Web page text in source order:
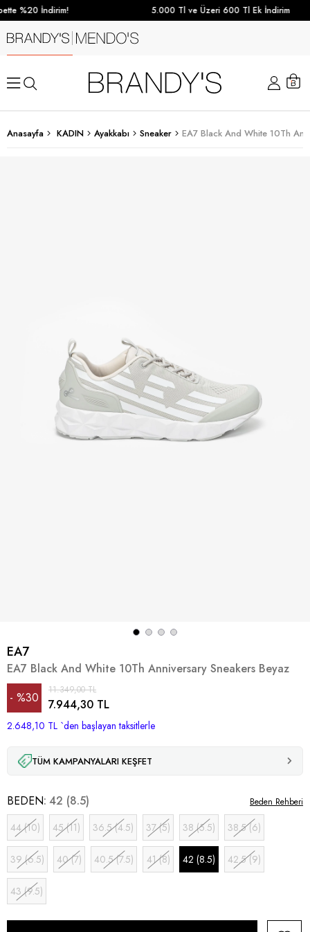
%20 İndirim! 5.000 Tl ve Üzeri 600 Tl Ek İndirim
Anasayfa KADIN Ayakkabı Sneaker EA7 Black And White 10Th
EA7
EA7 Black And White 10Th Anniversary Sneakers Beyaz
%30
İndirim
11.349,00 TL
7.944,30 TL
2.648,10 TL `den başlayan taksitlerle
TÜM KAMPANYALARI KEŞFET
BEDEN 42 (8.5)
44 (10) 45 (11) 36.5 (4.5) 37 (5) 38 (5.5) 38.5 (6)
39 (6.5) 40 (7) 40.5 (7.5) 41 (8) 42 (8.5) 42.5 (9)
43 (9.5)
Beden Rehberi